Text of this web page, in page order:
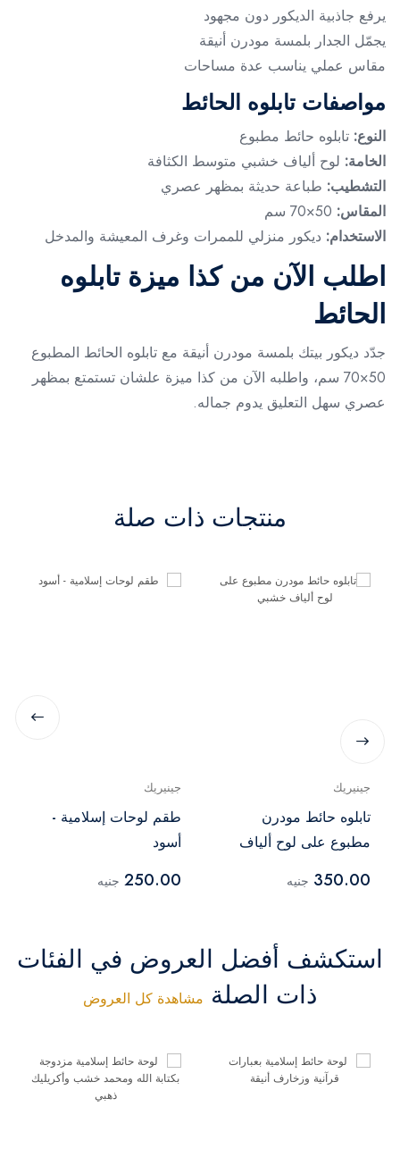
يرفع جاذبية الديكور دون مجهود
يجمّل الجدار بلمسة مودرن أنيقة
مقاس عملي يناسب عدة مساحات
مواصفات تابلوه الحائط
النوع: تابلوه حائط مطبوع
الخامة: لوح ألياف خشبي متوسط الكثافة
التشطيب: طباعة حديثة بمظهر عصري
المقاس:
الاستخدام: ديكور منزلي للممرات وغرف المعيشة والمدخل
اطلب الآن من كذا ميزة تابلوه
الحائط
جدّد ديكور بيتك بلمسة مودرن أنيقة مع تابلوه الحائط المطبوع
50×70 سم، واطلبه الآن من كذا ميزة علشان تستمتع بمظهر
عصري سهل التعليق يدوم جماله.
منتجات ذات صلة
جينيريك
تابلوه حائط مودرن
مطبوع على لوح ألياف
350.00 جنيه
جينيريك
طقم لوحات إسلامية -
أسود
250.00 جنيه
استكشف أفضل العروض في الفئات
ذات الصلة مشاهدة كل العروض